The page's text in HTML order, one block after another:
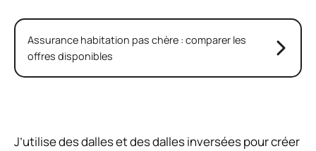
Assurance habitation pas chère : comparer les
offres disponibles
J’utilise des dalles et des dalles inversées pour créer